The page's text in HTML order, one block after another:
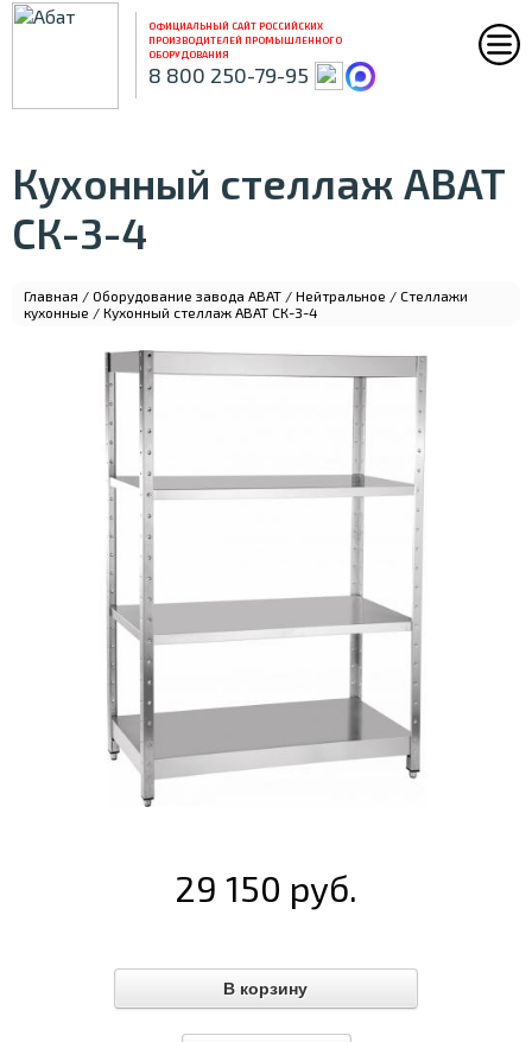
ОФИЦИАЛЬНЫЙ САЙТ РОССИЙСКИХ
ПРОИЗВОДИТЕЛЕЙ ПРОМЫШЛЕННОГО
ОБОРУДОВАНИЯ
8 800 250-79-95
Кухонный стеллаж ABAT
СК-3-4
Главная / Оборудование завода ABAT / Нейтральное / Стеллажи
кухонные / Кухонный стеллаж ABAT СК-3-4
29 150 руб.